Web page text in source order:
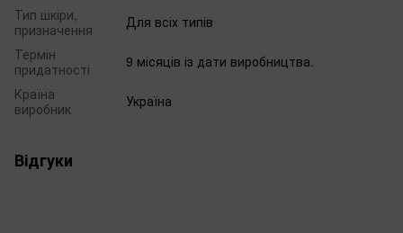
Тип шкіри,
призначення
Для всіх типів
Термін
придатності
9 місяців із дати виробництва.
Країна
виробник
Україна
Відгуки